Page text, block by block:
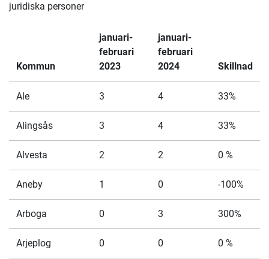
juridiska personer
Kommun
januari-
februari
2023
januari-
februari
2024
Skillnad
Ale 3 4 33%
Alingsås 3 4 33%
Alvesta 2 2 0 %
Aneby 1 0 -100%
Arboga 0 3 300%
Arjeplog 0 0 0 %